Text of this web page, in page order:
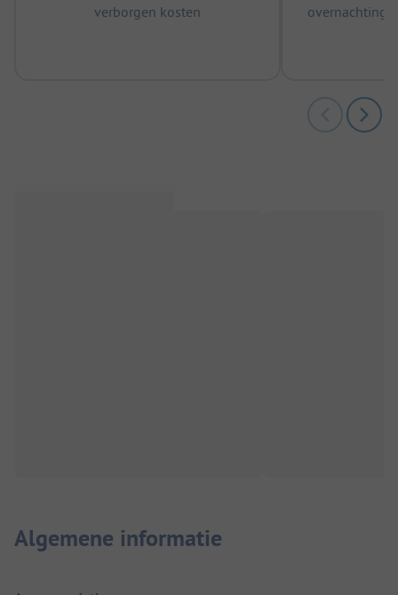
verborgen kosten
Algemene informatie